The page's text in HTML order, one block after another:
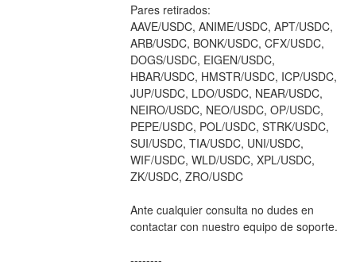
Pares retirados:
AAVE/USDC, ANIME/USDC, APT/USDC,
ARB/USDC, BONK/USDC, CFX/USDC,
DOGS/USDC, EIGEN/USDC,
HBAR/USDC, HMSTR/USDC, ICP/USDC,
JUP/USDC, LDO/USDC, NEAR/USDC,
NEIRO/USDC, NEO/USDC, OP/USDC,
PEPE/USDC, POL/USDC, STRK/USDC,
SUI/USDC, TIA/USDC, UNI/USDC,
WIF/USDC, WLD/USDC, XPL/USDC,
ZK/USDC, ZRO/USDC
Ante cualquier consulta no dudes en
contactar con nuestro equipo de soporte.
--------